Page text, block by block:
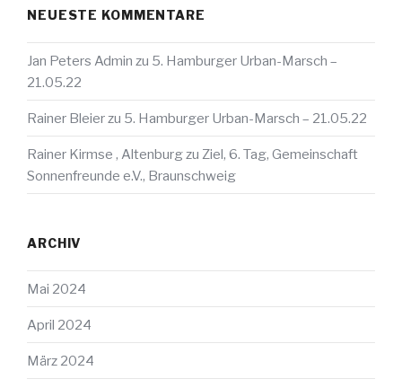
NEUESTE KOMMENTARE
Jan Peters Admin zu 5. Hamburger Urban-Marsch –
21.05.22
Rainer Bleier zu 5. Hamburger Urban-Marsch – 21.05.22
Rainer Kirmse , Altenburg zu Ziel, 6. Tag, Gemeinschaft
Sonnenfreunde e.V., Braunschweig
ARCHIV
Mai 2024
April 2024
März 2024